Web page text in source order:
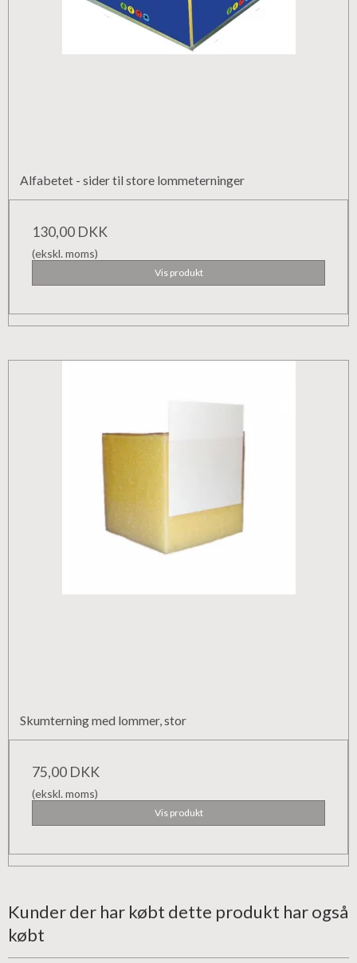
Alfabetet - sider til store lommeterninger
130,00 DKK
(ekskl. moms)
Vis produkt
Skumterning med lommer, stor
75,00 DKK
(ekskl. moms)
Vis produkt
Kunder der har købt dette produkt har også
købt